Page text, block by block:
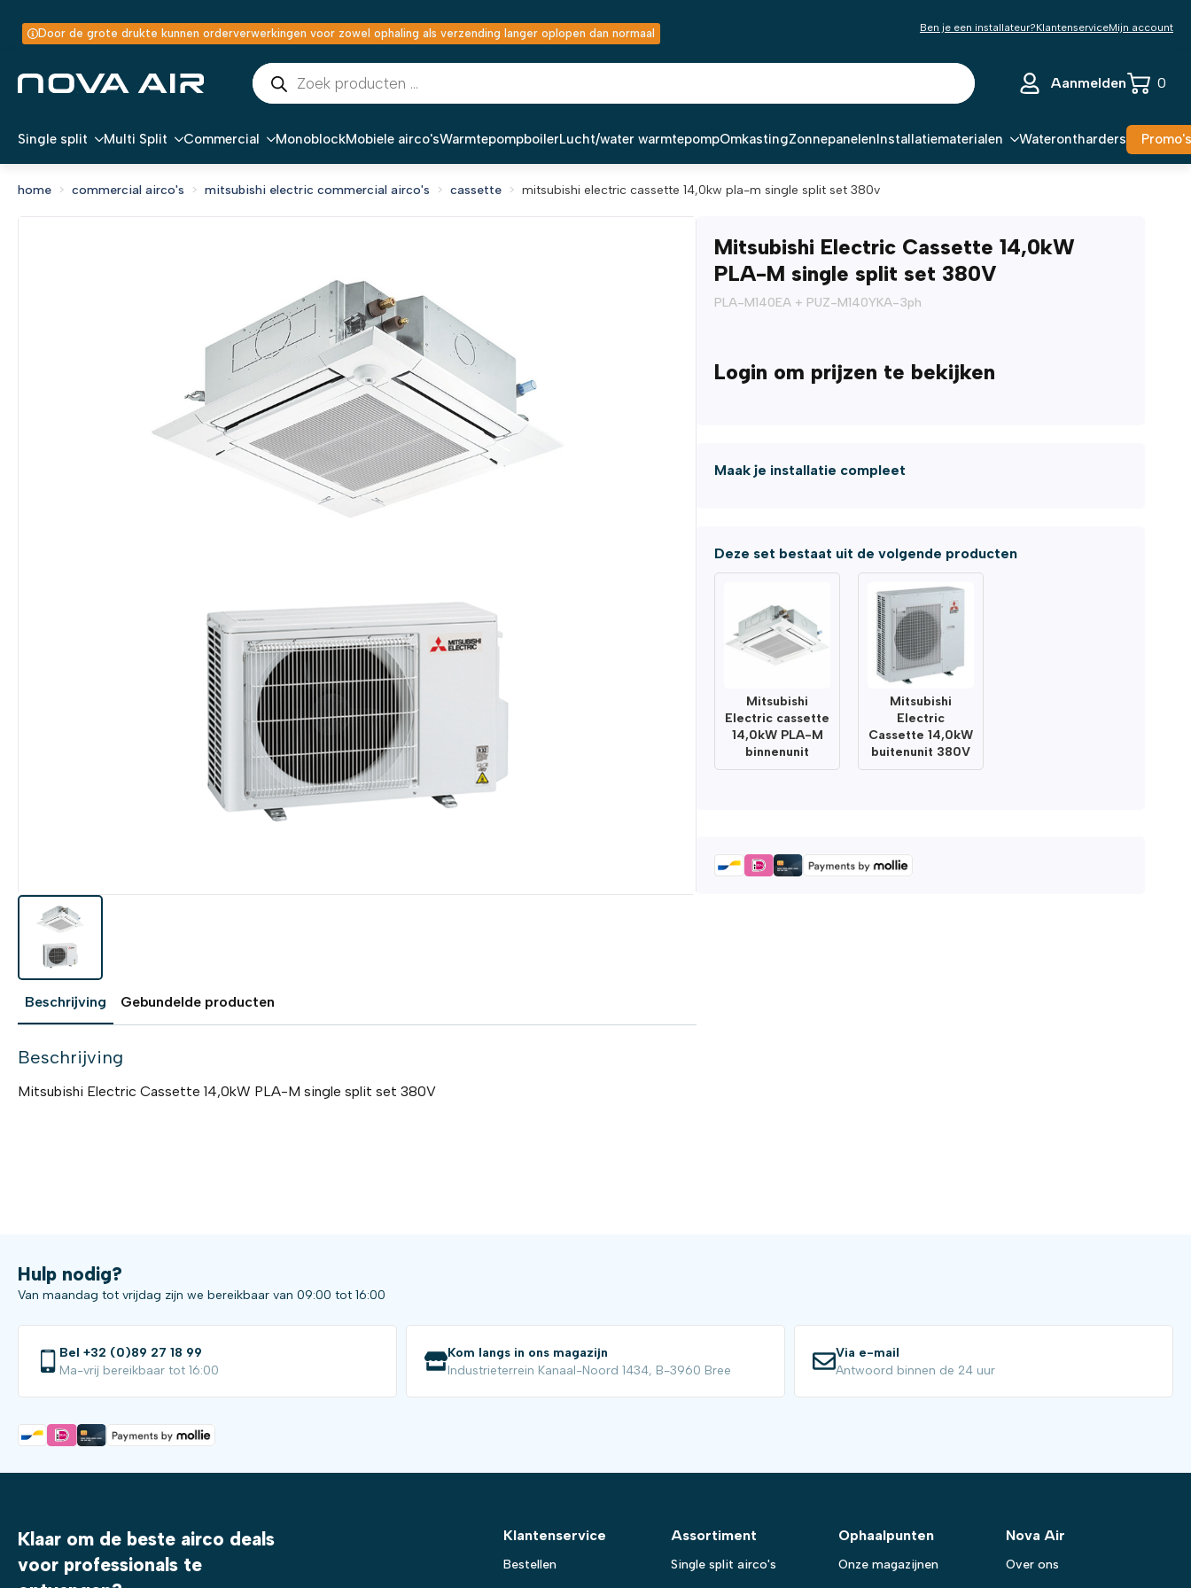
Door de grote drukte kunnen orderverwerkingen voor zowel ophaling als verzending langer oplopen dan normaal Ben je een installateur?KlantenserviceMijn account
Producten
zoeken
Aanmelden 0
Single split Multi Split Commercial MonoblockMobiele airco'sWarmtepompboilerLucht/water warmtepompOmkastingZonnepanelenInstallatiematerialen Waterontharders Promo's
home commercial airco's mitsubishi electric commercial airco's cassette mitsubishi electric cassette 14,0kw pla-m single split set 380v
Beschrijving Gebundelde producten
Beschrijving
Mitsubishi Electric Cassette 14,0kW PLA-M single split set 380V
Mitsubishi Electric Cassette 14,0kW
PLA-M single split set 380V
PLA-M140EA + PUZ-M140YKA-3ph
Login om prijzen te bekijken
Maak je installatie compleet
Deze set bestaat uit de volgende producten
Mitsubishi
Electric cassette
14,0kW PLA-M
binnenunit
Mitsubishi
Electric
Cassette 14,0kW
buitenunit 380V
Hulp nodig?
Van maandag tot vrijdag zijn we bereikbaar van 09:00 tot 16:00
Bel +32 (0)89 27 18 99
Ma-vrij bereikbaar tot 16:00
Kom langs in ons magazijn
Industrieterrein Kanaal-Noord 1434, B-3960 Bree
Via e-mail
Antwoord binnen de 24 uur
Klaar om de beste airco deals
voor professionals te
Klantenservice
Bestellen
Assortiment
Single split airco's
Ophaalpunten
Onze magazijnen
Nova Air
Over ons